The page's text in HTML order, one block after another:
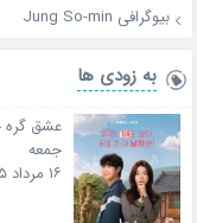
بیوگرافی Jung So-min
به زودی ها
عشق گره
جمعه
۱۶ مرداد ۱۴۰۵